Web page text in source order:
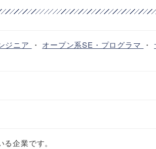
ジニア ・ オープン系SE・プログラマ ・
企業です。